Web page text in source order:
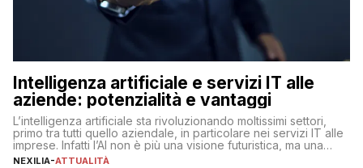
Intelligenza artificiale e servizi IT alle
aziende: potenzialità e vantaggi
L’intelligenza artificiale sta rivoluzionando moltissimi settori,
primo tra tutti quello aziendale, in particolare nei servizi IT alle
imprese. Infatti l’AI non è più una visione futuristica, ma una
realtà operativa che sta portando a un cambio significativo in
NEXILIA-ATTUALITÀ